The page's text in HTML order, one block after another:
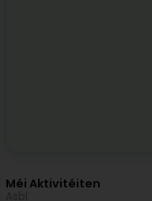
Méi Aktivitéiten